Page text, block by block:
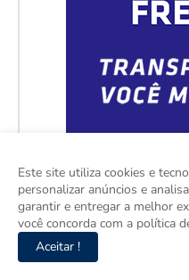
Este site utiliza cookies e
personalizar anúncios e
garantir e entregar a melhor
você concorda com a política
Aceitar !